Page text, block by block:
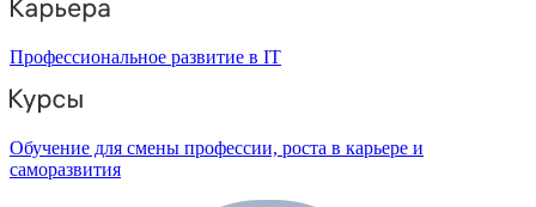
Профессиональное развитие в IT
Обучение для смены профессии, роста в карьере и
саморазвития